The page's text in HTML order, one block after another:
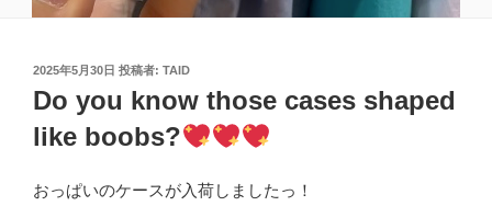
投
稿
日:
2025年5月30日 投稿者: TAID
Do you know those cases shaped
like boobs?
おっぱいのケースが入荷しましたっ！